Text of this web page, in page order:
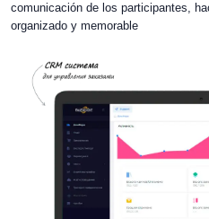
comunicación de los participantes,
organizado y memorable